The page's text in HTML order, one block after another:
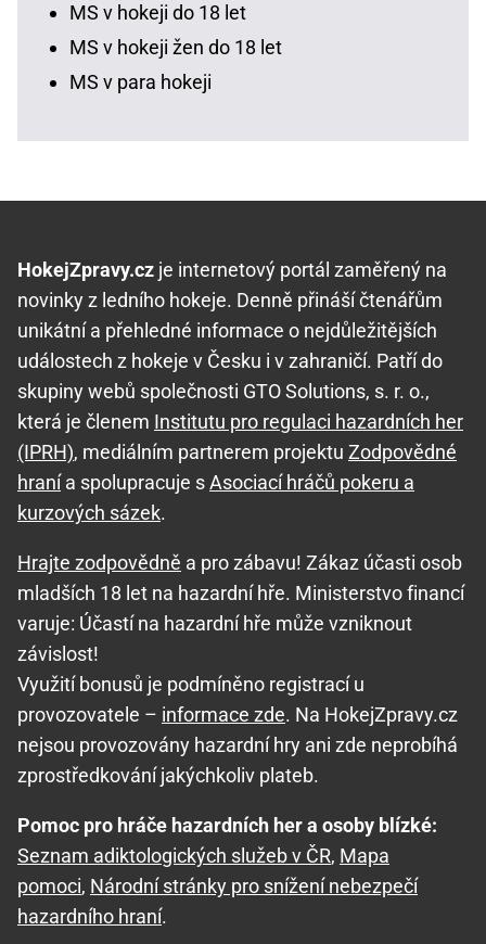
MS v hokeji do 18 let
MS v hokeji žen do 18 let
MS v para hokeji
HokejZpravy.cz je internetový portál zaměřený na
novinky z ledního hokeje. Denně přináší čtenářům
unikátní a přehledné informace o nejdůležitějších
událostech z hokeje v Česku i v zahraničí. Patří do
skupiny webů společnosti GTO Solutions, s. r. o.,
která je členem Institutu pro regulaci hazardních her
(IPRH), mediálním partnerem projektu Zodpovědné
hranía spolupracuje sAsociací hráčů pokeru a
kurzových sázek.
Hrajte zodpovědně a pro zábavu! Zákaz účasti osob
mladších 18 let na hazardní hře. Ministerstvo financí
varuje: Účastí na hazardní hře může vzniknout
závislost!
Využití bonusů je podmíněno registrací u
provozovatele – informace zde. Na HokejZpravy.cz
nejsou provozovány hazardní hry ani zde neprobíhá
zprostředkování jakýchkoliv plateb.
Pomoc pro hráče hazardních her a osoby blízké:
Seznam adiktologických služeb v ČR, Mapa
pomoci, Národní stránky pro snížení nebezpečí
hazardního hraní.